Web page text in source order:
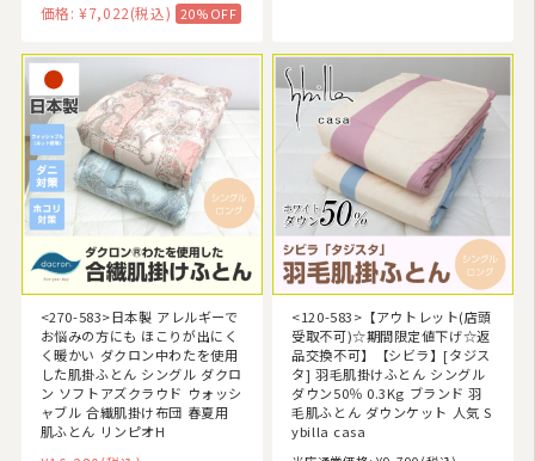
価格: ¥7,022(税込) 20%OFF
<270-583>日本製 アレルギーで
お悩みの方にも ほこりが出にく
く暖かい ダクロン中わたを使用
した肌掛ふとん シングル ダクロ
ン ソフトアズクラウド ウォッシ
ャブル 合繊肌掛け布団 春夏用
肌ふとん リンピオH
<120-583>【アウトレット(店頭
受取不可)☆期間限定値下げ☆返
品交換不可】【シビラ】[タジス
タ] 羽毛肌掛けふとん シングル
ダウン50％ 0.3Kg ブランド 羽
毛肌ふとん ダウンケット 人気 S
ybilla casa